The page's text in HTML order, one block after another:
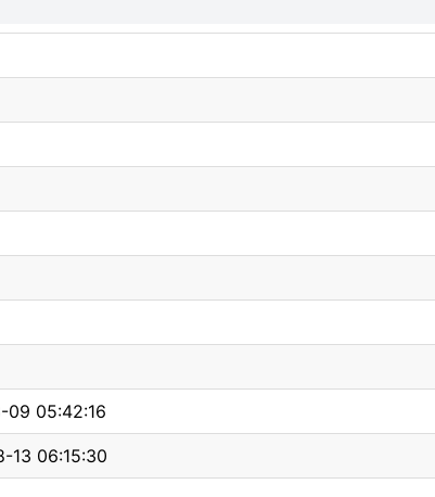
09 05:42:16
13 06:15:30